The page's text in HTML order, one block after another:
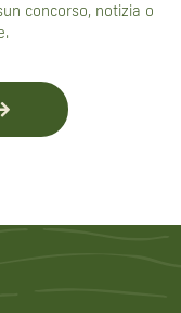
concorso, notizia o